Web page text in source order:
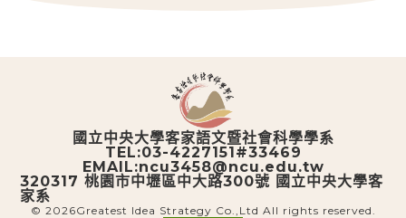
國立中央大學客家語文暨社會科學學系
TEL:03-4227151#33469
EMAIL:ncu3458@ncu.edu.tw
320317 桃園市中壢區中大路300號 國立中央大學客
家系
© 2026Greatest Idea Strategy Co.,Ltd All rights reserved.